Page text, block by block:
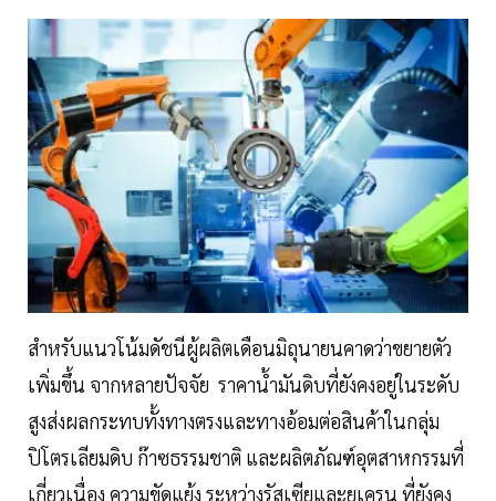
สำหรับแนวโน้มดัชนีผู้ผลิตเดือนมิถุนายนคาดว่าขยายตัว
เพิ่มขึ้น จากหลายปัจจัย ราคาน้ำมันดิบที่ยังคงอยู่ในระดับ
สูงส่งผลกระทบทั้งทางตรงและทางอ้อมต่อสินค้าในกลุ่ม
ปิโตรเลียมดิบ ก๊าซธรรมชาติ และผลิตภัณฑ์อุตสาหกรรมที่
เกี่ยวเนื่อง ความขัดแย้ง ระหว่างรัสเซียและยูเครน ที่ยังคง